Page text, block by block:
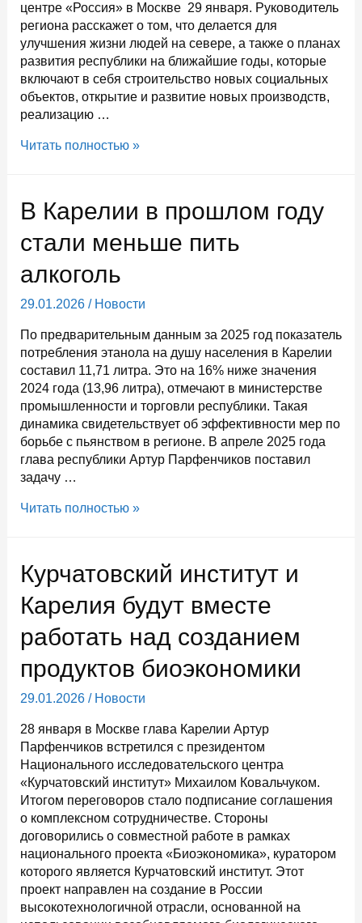
центре «Россия» в Москве 29 января. Руководитель
региона расскажет о том, что делается для
улучшения жизни людей на севере, а также о планах
развития республики на ближайшие годы, которые
включают в себя строительство новых социальных
объектов, открытие и развитие новых производств,
реализацию …
Артур
эфире
стратегию
Карелии
Читать полностью »
В Карелии в прошлом году
стали меньше пить
алкоголь
29.01.2026/ Новости
По предварительным данным за 2025 год показатель
потребления этанола на душу населения в Карелии
составил 11,71 литра. Это на 16% ниже значения
2024 года (13,96 литра), отмечают в министерстве
промышленности и торговли республики. Такая
динамика свидетельствует об эффективности мер по
борьбе с пьянством в регионе. В апреле 2025 года
глава республики Артур Парфенчиков поставил
задачу …
В
году
стали
меньше
пить
алкоголь
Читать полностью »
Курчатовский институт и
Карелия будут вместе
работать над созданием
продуктов биоэкономики
29.01.2026/ Новости
28 января в Москве глава Карелии Артур
Парфенчиков встретился с президентом
Национального исследовательского центра
«Курчатовский институт» Михаилом Ковальчуком.
Итогом переговоров стало подписание соглашения
о комплексном сотрудничестве. Стороны
договорились о совместной работе в рамках
национального проекта «Биоэкономика», куратором
которого является Курчатовский институт. Этот
проект направлен на создание в России
высокотехнологичной отрасли, основанной на